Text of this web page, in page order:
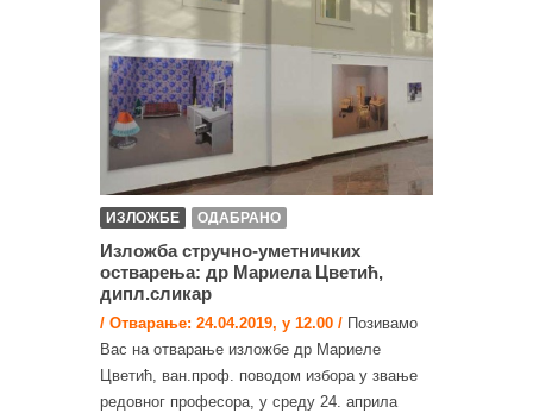
ИЗЛОЖБЕ ОДАБРАНО
Изложба стручно-уметничких
остварења: др Мариела Цветић,
дипл.сликар
/ Отварање: 24.04.2019, у 12.00 / Позивамо
Вас на отварање изложбе др Мариеле
Цветић, ван.проф. поводом избора у звање
редовног професора, у среду 24. априла